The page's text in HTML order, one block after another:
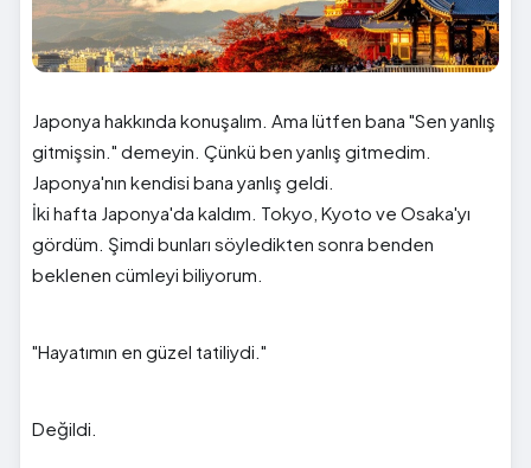
Japonya hakkında konuşalım. Ama lütfen bana "Sen yanlış
gitmişsin." demeyin. Çünkü ben yanlış gitmedim.
Japonya'nın kendisi bana yanlış geldi.
İki hafta Japonya'da kaldım. Tokyo, Kyoto ve Osaka'yı
gördüm. Şimdi bunları söyledikten sonra benden
beklenen cümleyi biliyorum.
"Hayatımın en güzel tatiliydi."
Değildi.